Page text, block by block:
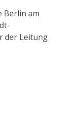
Berlin am
der Leitung